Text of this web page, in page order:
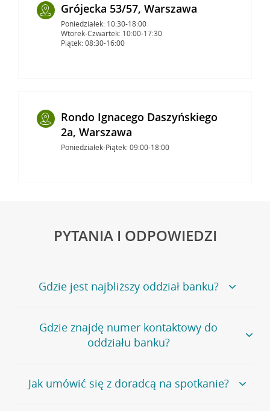
Grójecka 53/57, Warszawa
Poniedziałek: 10:30-18:00
Wtorek-Czwartek: 10:00-17:30
Piątek: 08:30-16:00
Rondo Ignacego Daszyńskiego
2a, Warszawa
Poniedziałek-Piątek: 09:00-18:00
PYTANIA I ODPOWIEDZI
Gdzie jest najbliższy oddział banku?
Jeśli szukasz oddziału naszego banku, zapraszamy na
stronęPlacówki i bankomaty, na której znajduje się
wygodna wyszukiwarka.
oddziałów
Gdzie znajdę numer kontaktowy do
oddziału banku?
Bank Credit Agricole nie udostępnia ogólnego numeru
telefonu do placówki bankowej.
Jak umówić się z doradcą na spotkanie?